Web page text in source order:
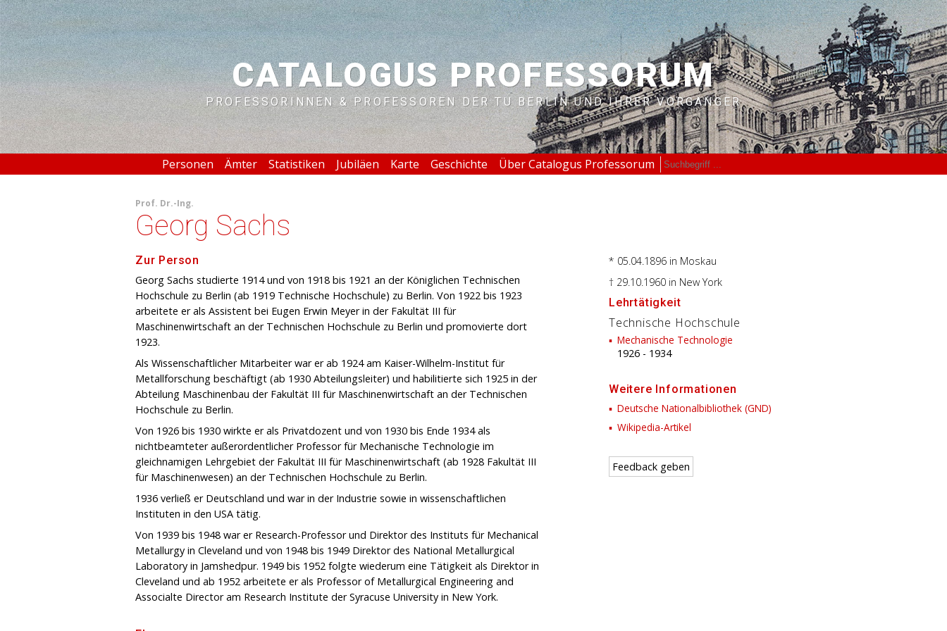
CATALOGUS PROFESSORUM
PROFESSORINNEN & PROFESSOREN DER TU BERLIN UND IHRER VORGÄNGER
Personen Ämter Statistiken Jubiläen Karte Geschichte Über Catalogus Professorum
Prof. Dr.-Ing.
Georg Sachs
Zur Person
Georg Sachs studierte 1914 und von 1918 bis 1921 an der Königlichen Technischen
Hochschule zu Berlin (ab 1919 Technische Hochschule) zu Berlin. Von 1922 bis 1923
arbeitete er als Assistent bei Eugen Erwin Meyer in der Fakultät III für
Maschinenwirtschaft an der Technischen Hochschule zu Berlin und promovierte dort
1923.
Als Wissenschaftlicher Mitarbeiter war er ab 1924 am Kaiser-Wilhelm-Institut für
Metallforschung beschäftigt (ab 1930 Abteilungsleiter) und habilitierte sich 1925 in der
Abteilung Maschinenbau der Fakultät III für Maschinenwirtschaft an der Technischen
Hochschule zu Berlin.
Von 1926 bis 1930 wirkte er als Privatdozent und von 1930 bis Ende 1934 als
nichtbeamteter außerordentlicher Professor für Mechanische Technologie im
gleichnamigen Lehrgebiet der Fakultät III für Maschinenwirtschaft (ab 1928 Fakultät III
für Maschinenwesen) an der Technischen Hochschule zu Berlin.
1936 verließ er Deutschland und war in der Industrie sowie in wissenschaftlichen
Instituten in den USA tätig.
Von 1939 bis 1948 war er Research-Professor und Direktor des Instituts für Mechanical
Metallurgy in Cleveland und von 1948 bis 1949 Direktor des National Metallurgical
Laboratory in Jamshedpur. 1949 bis 1952 folgte wiederum eine Tätigkeit als Direktor in
Cleveland und ab 1952 arbeitete er als Professor of Metallurgical Engineering and
Associalte Director am Research Institute der Syracuse University in New York.
* 05.04.1896 in Moskau
† 29.10.1960 in New York
Lehrtätigkeit
Technische Hochschule
Mechanische Technologie
1926 - 1934
Weitere Informationen
Deutsche Nationalbibliothek (GND)
Wikipedia-Artikel
Feedback geben